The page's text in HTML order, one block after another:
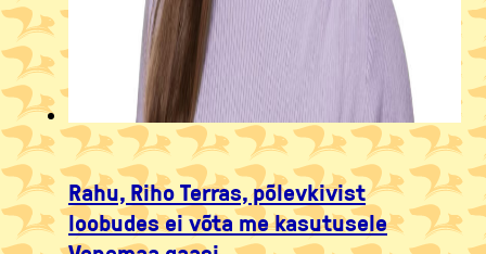
Rahu, Riho Terras, põlevkivist
loobudes ei võta me kasutusele